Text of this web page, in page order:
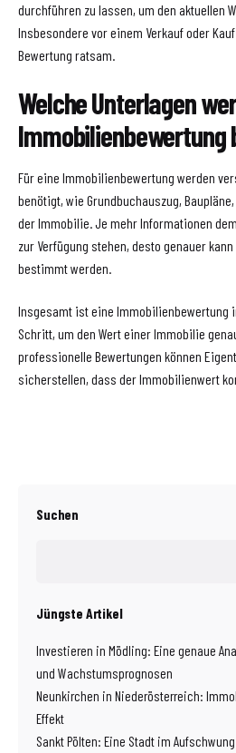
durchführen zu lassen, um den aktuellen
Insbesondere vor einem Verkauf oder
Bewertung ratsam.
Welche Unterlagen
Immobilienbewertung
Für eine Immobilienbewertung werden
benötigt, wie Grundbuchauszug,
der Immobilie. Je mehr Informationen
zur Verfügung stehen, desto genauer
bestimmt werden.
Insgesamt ist eine Immobilienbewertung
Schritt, um den Wert einer Immobilie
professionelle Bewertungen können
sicherstellen, dass der Immobilienwert
Suchen
Jüngste Artikel
Investieren in Mödling: Eine genaue
und Wachstumsprognosen
Neunkirchen in Niederösterreich:
Effekt
Sankt Pölten: Eine Stadt im